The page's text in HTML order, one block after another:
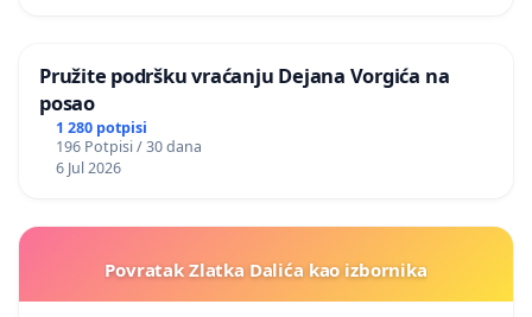
Pružite podršku vraćanju Dejana Vorgića na
posao
1 280 potpisi
196 Potpisi / 30 dana
6 Jul 2026
Povratak Zlatka Dalića kao izbornika